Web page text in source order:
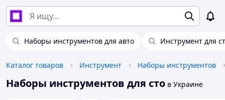
Наборы инструментов для авто Инструмент для
Каталог товаров Инструмент Наборы инструментов
Наборы инструментов для сто в Украине